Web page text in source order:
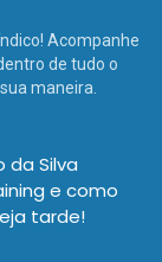
Acompanhe
de tudo o
maneira.
da Silva
e como
tarde!